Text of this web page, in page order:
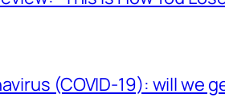
(COVID-19): will we